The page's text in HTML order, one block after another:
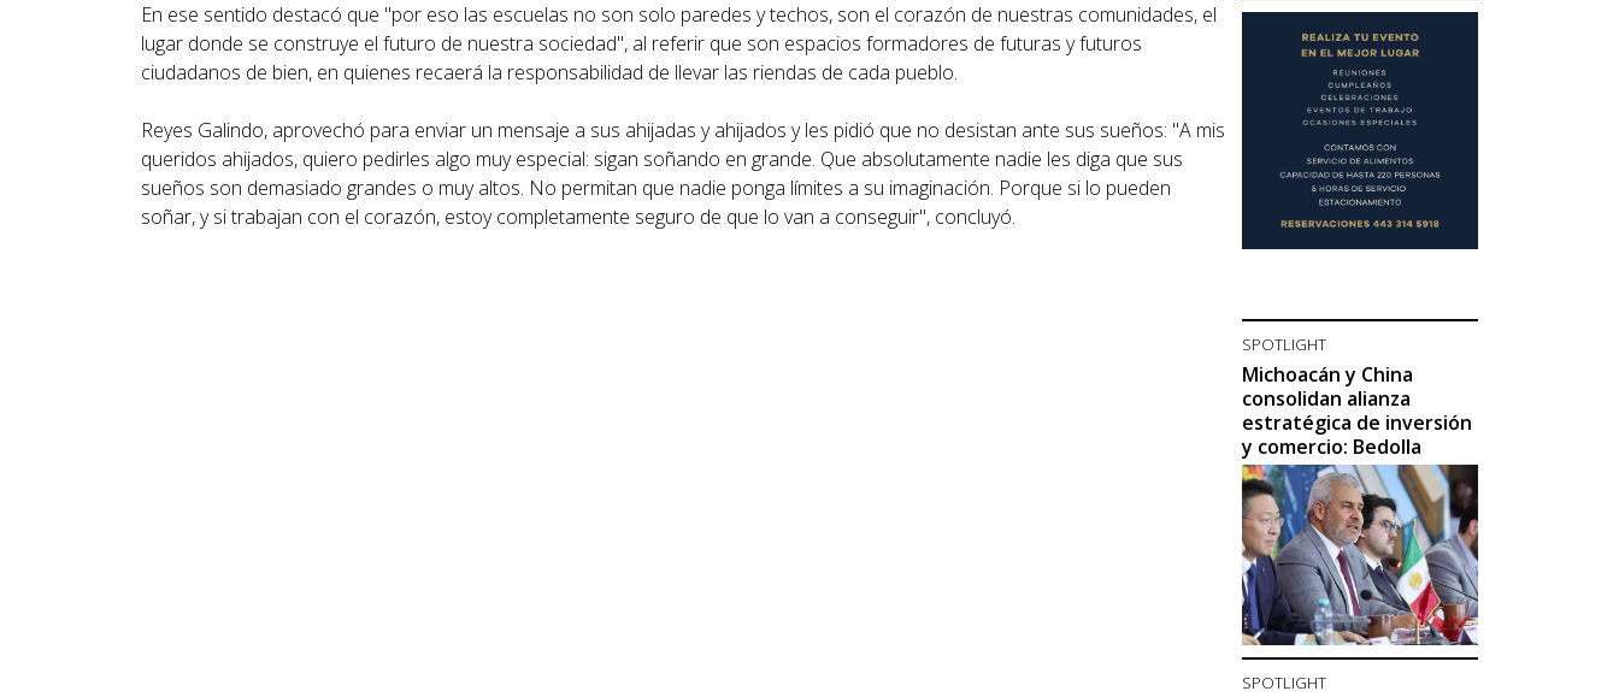
En ese sentido destacó que "por eso las escuelas no son solo paredes y techos, son el corazón de nuestras comunidades, el
lugar donde se construye el futuro de nuestra sociedad", al referir que son espacios formadores de futuras y futuros
ciudadanos de bien, en quienes recaerá la responsabilidad de llevar las riendas de cada pueblo.
Reyes Galindo, aprovechó para enviar un mensaje a sus ahijadas y ahijados y les pidió que no desistan ante sus sueños: "A mis
queridos ahijados, quiero pedirles algo muy especial: sigan soñando en grande. Que absolutamente nadie les diga que sus
sueños son demasiado grandes o muy altos. No permitan que nadie ponga límites a su imaginación. Porque si lo pueden
soñar, y si trabajan con el corazón, estoy completamente seguro de que lo van a conseguir", concluyó.
SPOTLIGHT
Michoacán y China
consolidan alianza
estratégica de inversión
y comercio: Bedolla
SPOTLIGHT